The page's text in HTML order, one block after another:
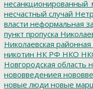
несчастный случай
власти неформальная
пункт пропуска
Николаевская
никотин НК РФ НКО
Новгородская область
нововведениея
новые люди новые